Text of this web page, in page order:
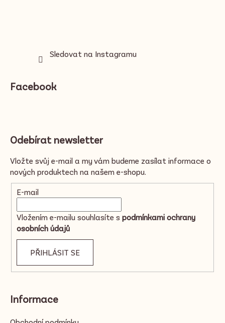
Sledovat na Instagramu
Facebook
Odebírat newsletter
Vložte svůj e-mail a my vám budeme zasílat informace o
nových produktech na našem e-shopu.
E-mail
Vložením e-mailu souhlasíte s podmínkami ochrany
osobních údajů
PŘIHLÁSIT SE
Informace